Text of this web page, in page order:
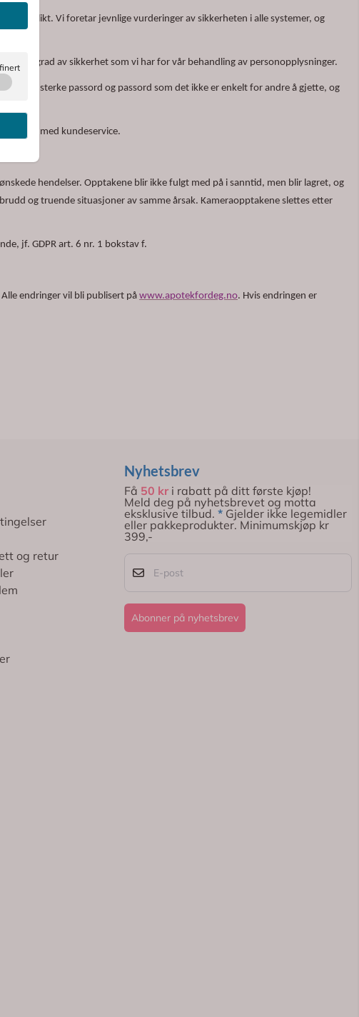
Vi foretar jevnlige vurderinger av sikkerheten i alle systemer, og
grad av sikkerhet som vi har for vår behandling av personopplysninger.
bruke sterke passord og passord som det ikke er enkelt for andre å gjette, og
med kundeservice.
hendelser. Opptakene blir ikke fulgt med på i sanntid, men blir lagret, og
og truende situasjoner av samme årsak. Kameraopptakene slettes etter
jf. GDPR art. 6 nr. 1 bokstav f.
endringer vil bli publisert på www.apotekfordeg.no. Hvis endringen er
og retur
Nyhetsbrev
Få 50 kri rabatt på ditt første kjøp!
Meld deg på nyhetsbrevet og motta
eksklusive tilbud. * Gjelder ikke legemidler
eller pakkeprodukter. Minimumskjøp kr
399,-
Abonner på nyhetsbrev